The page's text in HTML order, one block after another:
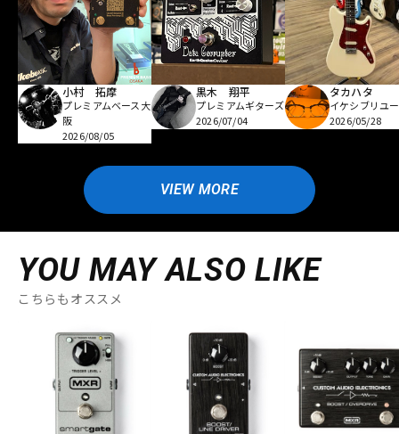
小村 拓摩
プレミアムベース大
阪
2026/08/05
黒木 翔平
プレミアムギターズ
2026/07/04
タカハタ
イケシブリユ
2026/05/28
VIEW MORE
YOU MAY ALSO LIKE
こちらもオススメ